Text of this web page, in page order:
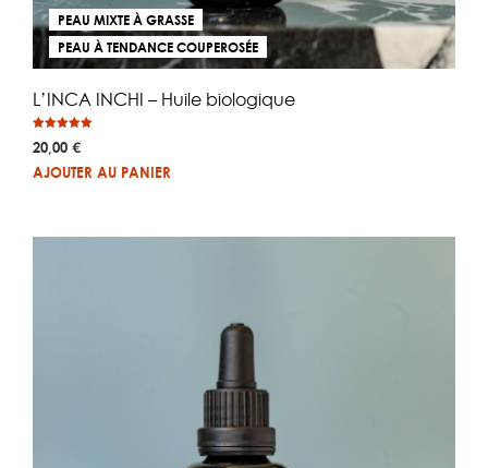
PEAU MIXTE À GRASSE
PEAU À TENDANCE COUPEROSÉE
L’INCA INCHI – Huile biologique
5.00
20,00 €
AJOUTER AU PANIER